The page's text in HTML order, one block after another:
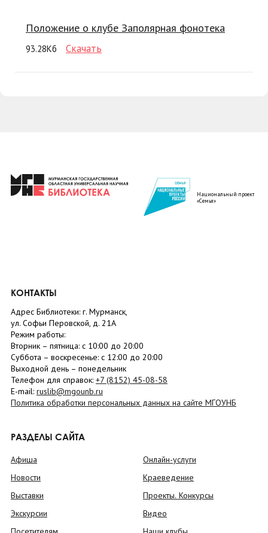
Положение о клубе Заполярная фонотека
93.28Кб Скачать
Национальный проект
«Семья»
КОНТАКТЫ
Адрес Библиотеки: г. Мурманск,
ул. Софьи Перовской, д. 21А
Режим работы:
Вторник – пятница: с 10:00 до 20:00
Суббота – воскресенье: c 12:00 до 20:00
Выходной день – понедельник
Телефон для справок: +7 (8152) 45-08-58
E-mail: ruslib@mgounb.ru
Политика обработки персональных данных на сайте МГОУНБ
РАЗДЕЛЫ САЙТА
Афиша
Новости
Выставки
Экскурсии
Онлайн-услуги
Краеведение
Проекты. Конкурсы
Видео